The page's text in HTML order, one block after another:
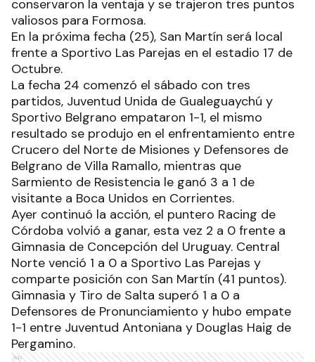
conservaron la ventaja y se trajeron tres puntos
valiosos para Formosa.
En la próxima fecha (25), San Martín será local
frente a Sportivo Las Parejas en el estadio 17 de
Octubre.
La fecha 24 comenzó el sábado con tres
partidos, Juventud Unida de Gualeguaychú y
Sportivo Belgrano empataron 1-1, el mismo
resultado se produjo en el enfrentamiento entre
Crucero del Norte de Misiones y Defensores de
Belgrano de Villa Ramallo, mientras que
Sarmiento de Resistencia le ganó 3 a 1 de
visitante a Boca Unidos en Corrientes.
Ayer continuó la acción, el puntero Racing de
Córdoba volvió a ganar, esta vez 2 a 0 frente a
Gimnasia de Concepción del Uruguay. Central
Norte venció 1 a 0 a Sportivo Las Parejas y
comparte posición con San Martín (41 puntos).
Gimnasia y Tiro de Salta superó 1 a 0 a
Defensores de Pronunciamiento y hubo empate
1-1 entre Juventud Antoniana y Douglas Haig de
Pergamino.
Ads